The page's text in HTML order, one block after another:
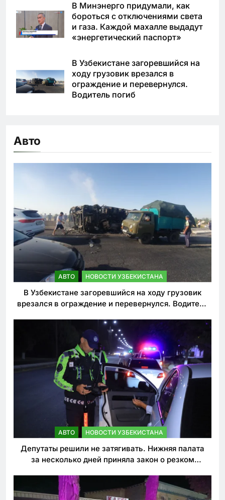
В Минэнерго придумали, как
бороться с отключениями света
и газа. Каждой махалле выдадут
«энергетический паспорт»
В Узбекистане загоревшийся на
ходу грузовик врезался в
ограждение и перевернулся.
Водитель погиб
Авто
АВТО НОВОСТИ УЗБЕКИСТАНА
В Узбекистане загоревшийся на ходу грузовик
врезался в ограждение и перевернулся. Водитель
АВТО НОВОСТИ УЗБЕКИСТАНА
Депутаты решили не затягивать. Нижняя палата
за несколько дней приняла закон о резком